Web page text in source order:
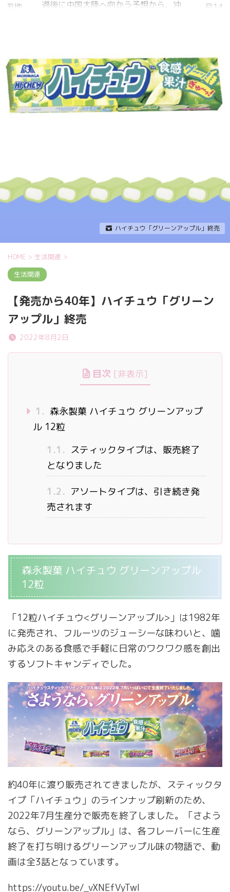
国地
過後に中国大陸へ向かう予想から、沖
期予報センター 気象庁 8月31日
6:00 8月30日 5:20 8月1日に南鳥島
近海で猛烈な勢力へ 台風13号は、今
後、海面水温が29度以上の海域を西進
する見込みで、猛烈な勢力になる見込
月14
はか
ノコ
た。
いる
冬眠
ハイチュウ「グリーンアップル」終売
HOME > 生活関連 >
生活関連
【発売から40年】ハイチュウ「グリーン
アップル」終売
2022年8月2日
目次 [非表示]
1. 森永製菓 ハイチュウ グリーンアップ
ル 12粒
1.1. スティックタイプは、販売終了
となりました
1.2. アソートタイプは、引き続き発
売されます
森永製菓 ハイチュウ グリーンアップル
12粒
「12粒ハイチュウ<グリーンアップル>」は1982年
に発売され、フルーツのジューシーな味わいと、噛
み応えのある食感で手軽に日常のワクワク感を創出
するソフトキャンディでした。
約40年に渡り販売されてきましたが、スティックタ
イプ「ハイチュウ」のラインナップ刷新のため、
2022年7月生産分で販売を終了しました。「さよう
なら、グリーンアップル」は、各フレーバーに生産
終了を打ち明けるグリーンアップル味の物語で、動
画は全3話となっています。
https://youtu.be/_vXNEfVyTwI